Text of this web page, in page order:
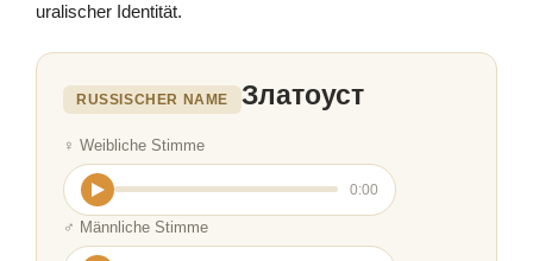
uralischer Identität.
RUSSISCHER NAME Златоуст
♀ Weibliche Stimme
0:00
♂ Männliche Stimme